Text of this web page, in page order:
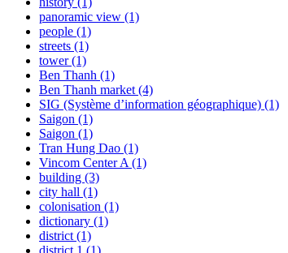
panoramic view (1)
people (1)
streets (1)
tower (1)
Ben Thanh (1)
Ben Thanh market (4)
SIG (Système d’information géographique) (1)
Saigon (1)
Saigon (1)
Tran Hung Dao (1)
Vincom Center A (1)
building (3)
city hall (1)
colonisation (1)
dictionary (1)
district (1)
district 1 (1)